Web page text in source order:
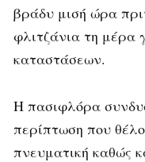
βράδυ μισή ώρα
φλιτζάνια τη μέρα
καταστάσεων.
Η πασιφλόρα
περίπτωση που
πνευματική καθώς